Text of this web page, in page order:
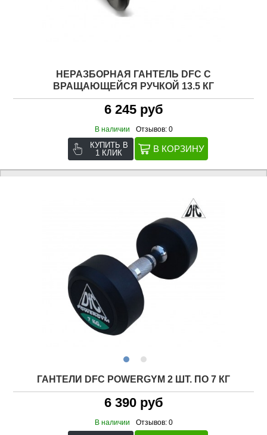
НЕРАЗБОРНАЯ ГАНТЕЛЬ DFC C
ВРАЩАЮЩЕЙСЯ РУЧКОЙ 13.5 КГ
6 245 руб
В наличии Отзывов: 0
КУПИТЬ В
1 КЛИК
ГАНТЕЛИ DFC POWERGYM 2 ШТ. ПО 7 КГ
6 390 руб
В наличии Отзывов: 0